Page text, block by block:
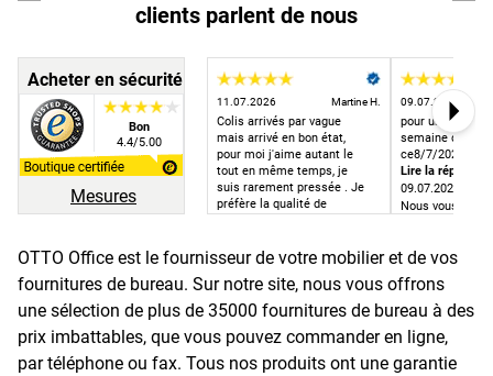
clients parlent de nous
Acheter en sécurité
Bon
4.4/5.00
Mesures
11.07.2026 Martine H.
Colis arrivés par vague
mais arrivé en bon état,
pour moi j'aime autant le
tout en même temps, je
suis rarement pressée . Je
préfère la qualité de
passé. Merci.
09.07.2026
pour un achat
semaine
ce8/7/2026 jour
Lire la réponse
09.07.2026
Nous vous
du retard.
Next
OTTO Office est le fournisseur de votre mobilier et de vos
fournitures de bureau. Sur notre site, nous vous offrons
une sélection de plus de 35000 fournitures de bureau à des
prix imbattables, que vous pouvez commander en ligne,
par téléphone ou fax. Tous nos produits ont une garantie